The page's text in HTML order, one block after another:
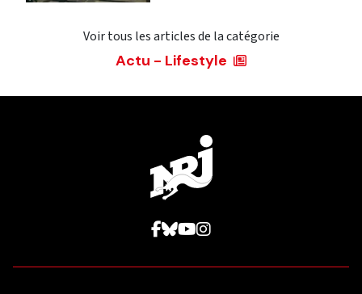
Voir tous les articles de la catégorie
Actu - Lifestyle